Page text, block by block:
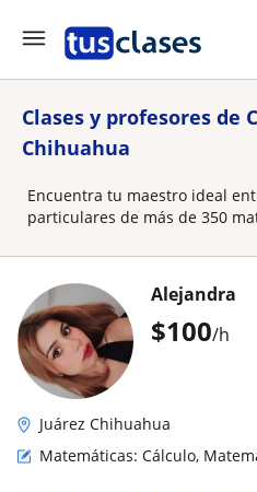
Clases y profesores de
Chihuahua
Encuentra tu maestro ideal
particulares de más de 350
$100/h
Alejandra
Juárez Chihuahua
Matemáticas: Cálculo,